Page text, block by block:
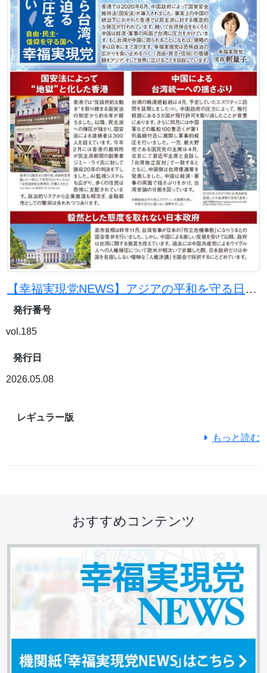
【幸福実現党NEWS】アジアの平和を守る日本の使命
発行番号
vol.185
発行日
2026.05.08
レギュラー版
もっと読む
おすすめコンテンツ